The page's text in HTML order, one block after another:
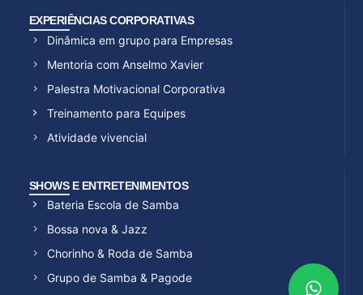
EXPERIÊNCIAS CORPORATIVAS
Dinâmica em grupo para Empresas
Mentoria com Anselmo Xavier
Palestra Motivacional Corporativa
Treinamento para Equipes
Atividade vivencial
SHOWS E ENTRETENIMENTOS
Bateria Escola de Samba
Bossa nova & Jazz
Chorinho & Roda de Samba
Grupo de Samba & Pagode